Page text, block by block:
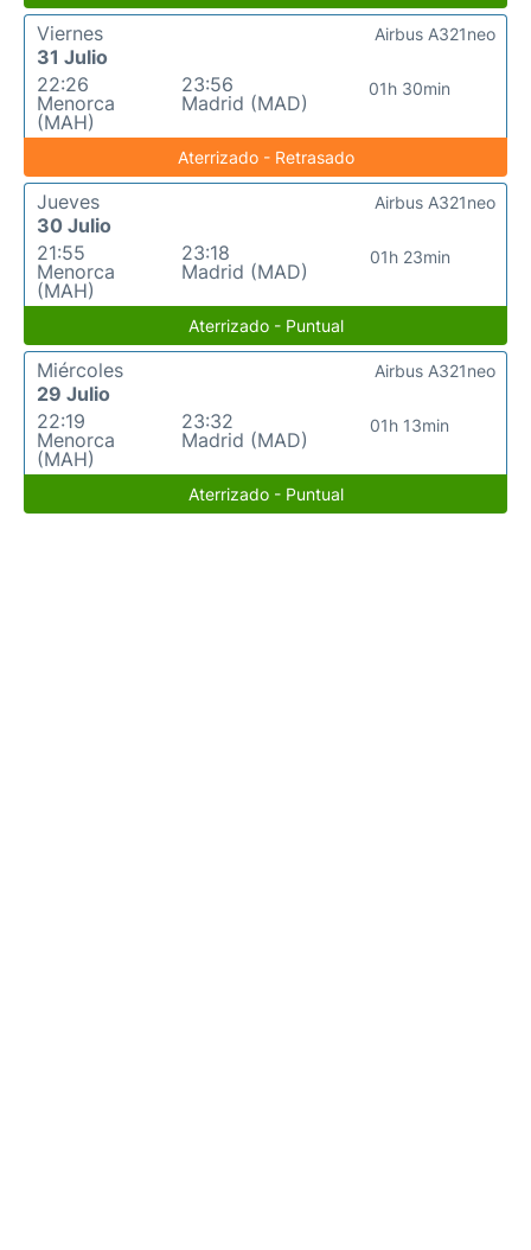
Viernes
31 Julio
22:26
Menorca
(MAH)
23:56
Madrid (MAD)
01h 30min
Airbus A321neo
Aterrizado - Retrasado
Jueves
30 Julio
21:55
Menorca
(MAH)
23:18
Madrid (MAD)
01h 23min
Airbus A321neo
Aterrizado - Puntual
Miércoles
29 Julio
22:19
Menorca
(MAH)
23:32
Madrid (MAD)
01h 13min
Airbus A321neo
Aterrizado - Puntual